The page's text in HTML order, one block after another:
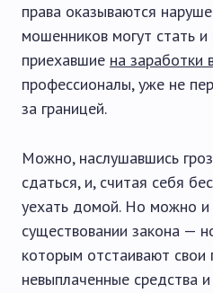
права оказываются
мошенников могут стать и
приехавшие на заработки
профессионалы, уже не
за границей.
Можно, наслушавшись
сдаться, и, считая себя
уехать домой. Но можно и
существовании закона —
которым отстаивают свои
невыплаченные средства